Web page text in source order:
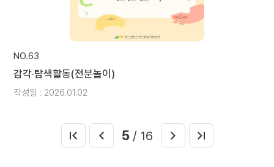
NO.63
감각·탐색활동(전분놀이)
작성일 : 2026.01.02
5/ 16